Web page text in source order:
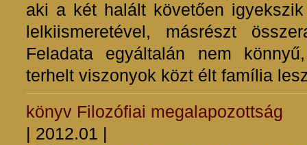
aki a két halált követően
lelkiismeretével, másrészt
Feladata egyáltalán nem
terhelt viszonyok közt élt família
könyv Filozófiai megalapozottság
| 2012.01 |